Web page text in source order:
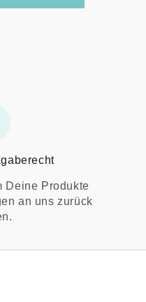
Deine Produkte
an uns zurück